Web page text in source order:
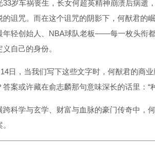
33岁车祸丧生，长女何超英精神崩溃后病
的诅咒。而在这个诅咒的阴影下，何猷君的
年轻创始人、NBA球队老板——每一枚头衔
自己的身份。
日，当我们写下这些文字时，何猷君的商
答案或许藏在俞志麟那句意味深长的话里：
跨科学与玄学、财富与血脉的豪门传奇中，